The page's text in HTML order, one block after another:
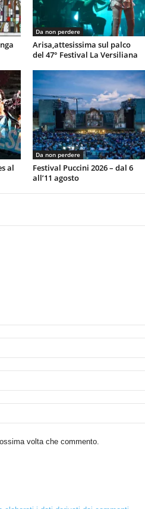
Da non perdere
Arisa,attesissima sul palco
del 47° Festival La Versiliana
al
Da non perdere
Festival Puccini 2026 – dal 6
all’11 agosto
volta che commento.